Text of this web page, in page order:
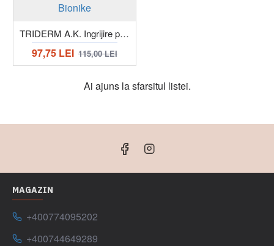
Bionike
TRIDERM A.K. Ingrijire preventiva 50+ protectie solara foarte inalta sticla 50 ml
97,75 LEI 115,00 LEI
Ai ajuns la sfarsitul listei.
MAGAZIN
+400774095202
+400744649289